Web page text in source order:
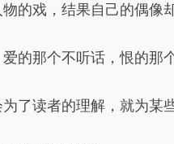
的戏，结果自己的偶像
的那个不听话，恨的那
了读者的理解，就为某